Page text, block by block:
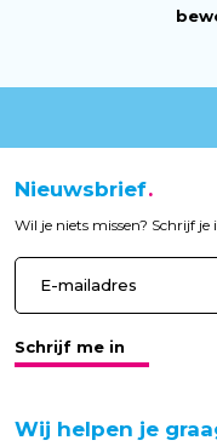
Wij helpen je
Nieuwsbrief
Wil je niets missen? Schrijf
Schrijf me in